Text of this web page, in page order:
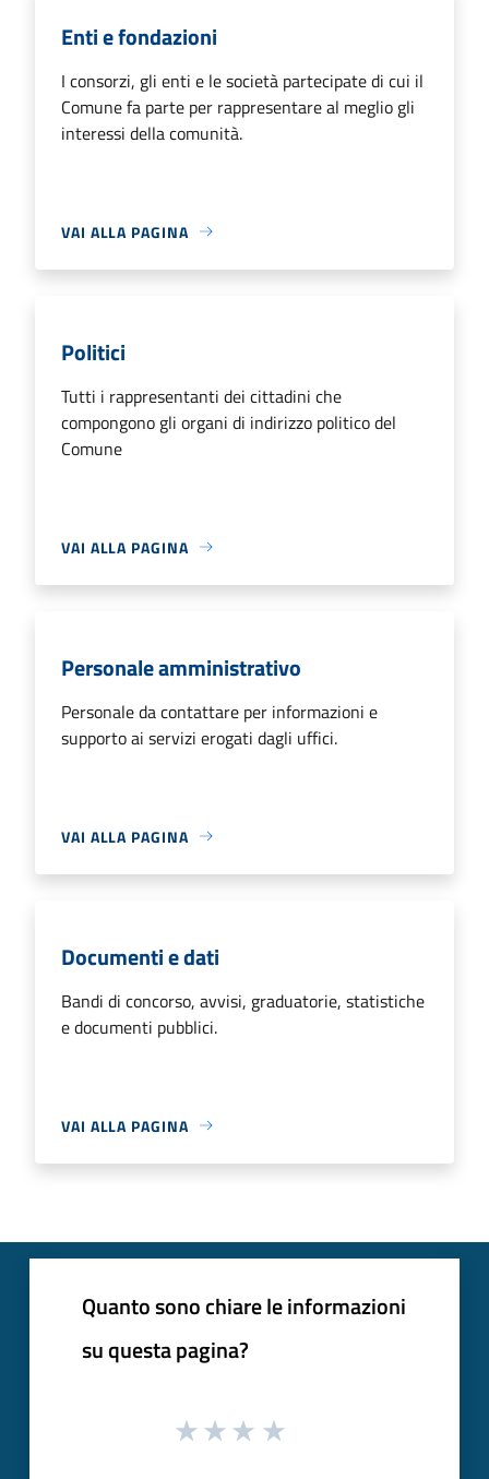
Enti e fondazioni
I consorzi, gli enti e le società partecipate di cui il
Comune fa parte per rappresentare al meglio gli
interessi della comunità.
VAI ALLA PAGINA
Politici
Tutti i rappresentanti dei cittadini che
compongono gli organi di indirizzo politico del
Comune
VAI ALLA PAGINA
Personale amministrativo
Personale da contattare per informazioni e
supporto ai servizi erogati dagli uffici.
VAI ALLA PAGINA
Documenti e dati
Bandi di concorso, avvisi, graduatorie, statistiche
e documenti pubblici.
VAI ALLA PAGINA
Quanto sono chiare le informazioni
su questa pagina?